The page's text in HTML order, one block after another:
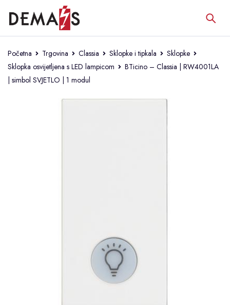
Početna Trgovina Classia Sklopke i tipkala
Sklopke
Sklopka osvijetljena s LED lampicom
BTicino – Classia | RW4001LA
| simbol SVJETLO | 1 modul